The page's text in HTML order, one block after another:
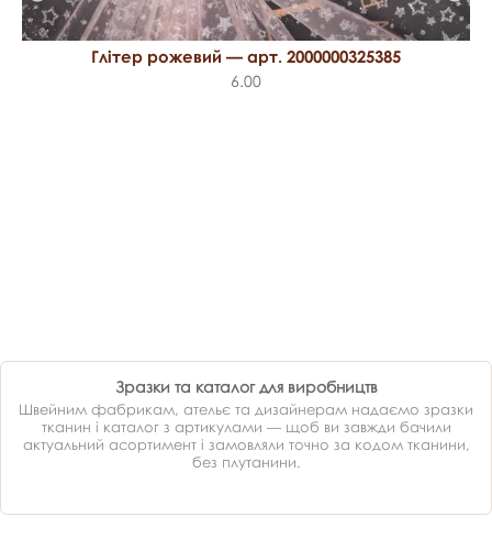
Глітер рожевий — арт. 2000000325385
6.00
Зразки та каталог для виробництв
Швейним фабрикам, ательє та дизайнерам надаємо зразки
тканин і каталог з артикулами — щоб ви завжди бачили
актуальний асортимент і замовляли точно за кодом тканини,
без плутанини.